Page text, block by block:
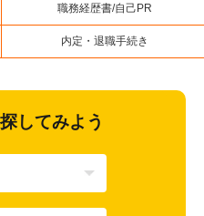
職務経歴書/自己PR
内定・退職手続き
してみよう